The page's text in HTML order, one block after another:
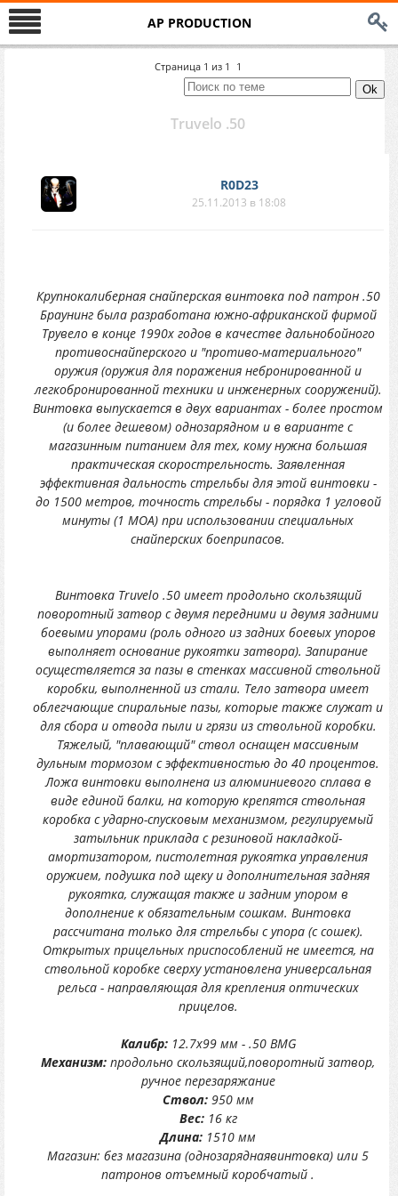
AP PRODUCTION
Страница 1 из 1 1
Truvelo .50
R0D23
25.11.2013 в 18:08
Крупнокалиберная снайперская винтовка под патрон .50
Браунинг была разработана южно-африканской фирмой
Трувело в конце 1990х годов в качестве дальнобойного
противоснайперского и "противо-материального"
оружия (оружия для поражения небронированной и
легкобронированной техники и инженерных сооружений).
Винтовка выпускается в двух вариантах - более простом
(и более дешевом) однозарядном и в варианте с
магазинным питанием для тех, кому нужна большая
практическая скорострельность. Заявленная
эффективная дальность стрельбы для этой винтовки -
до 1500 метров, точность стрельбы - порядка 1 угловой
минуты (1 МОА) при использовании специальных
снайперских боеприпасов.
Винтовка Truvelo .50 имеет продольно скользящий
поворотный затвор с двумя передними и двумя задними
боевыми упорами (роль одного из задних боевых упоров
выполняет основание рукоятки затвора). Запирание
осуществляется за пазы в стенках массивной ствольной
коробки, выполненной из стали. Тело затвора имеет
облегчающие спиральные пазы, которые также служат и
для сбора и отвода пыли и грязи из ствольной коробки.
Тяжелый, "плавающий" ствол оснащен массивным
дульным тормозом с эффективностью до 40 процентов.
Ложа винтовки выполнена из алюминиевого сплава в
виде единой балки, на которую крепятся ствольная
коробка с ударно-спусковым механизмом, регулируемый
затыльник приклада с резиновой накладкой-
амортизатором, пистолетная рукоятка управления
оружием, подушка под щеку и дополнительная задняя
рукоятка, служащая также и задним упором в
дополнение к обязательным сошкам. Винтовка
рассчитана только для стрельбы с упора (с сошек).
Открытых прицельных приспособлений не имеется, на
ствольной коробке сверху установлена универсальная
рельса - направляющая для крепления оптических
прицелов.
Калибр:12.7x99 мм - .50 BMG
Механизм: продольно скользящий,поворотный затвор,
ручное перезаряжание
Ствол:950 мм
Вес:16 кг
Длина: 1510 мм
Магазин: без магазина (однозаряднаявинтовка) или 5
патронов отъемный коробчатый .